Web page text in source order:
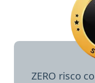
ZERO risco